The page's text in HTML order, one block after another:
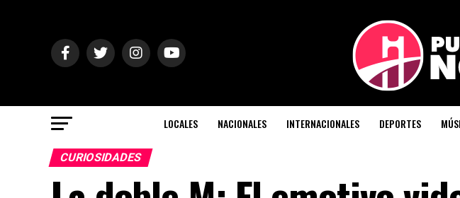
LOCALES NACIONALES INTERNACIONALES DEPORTES
CURIOSIDADES